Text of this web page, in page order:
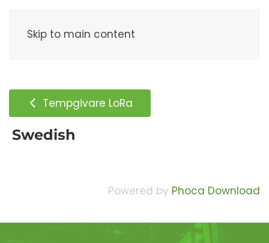
Skip to main content
Tempgivare LoRa
Swedish
Powered by Phoca Download